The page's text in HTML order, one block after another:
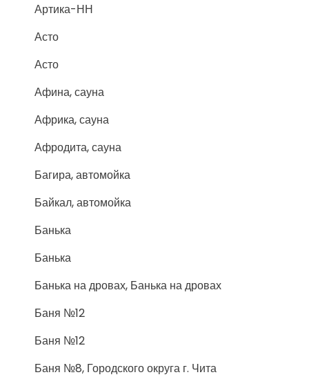
Артика-НН
Асто
Асто
Афина, сауна
Африка, сауна
Афродита, сауна
Багира, автомойка
Байкал, автомойка
Банька
Банька
Банька на дровах, Банька на дровах
Баня №12
Баня №12
Баня №8, Городского округа г. Чита